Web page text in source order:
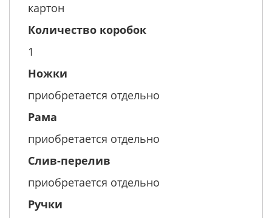
картон
Количество коробок
1
Ножки
приобретается отдельно
Рама
приобретается отдельно
Слив-перелив
приобретается отдельно
Ручки